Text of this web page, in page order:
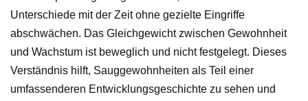
Unterschiede mit der Zeit ohne gezielte Eingriffe
abschwächen. Das Gleichgewicht zwischen Gewohnheit
und Wachstum ist beweglich und nicht festgelegt. Dieses
Verständnis hilft, Sauggewohnheiten als Teil einer
umfassenderen Entwicklungsgeschichte zu sehen und